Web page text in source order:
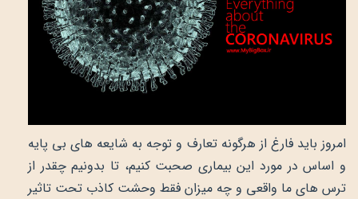
امروز باید فارغ از هرگونه تعارف و توجه به شایعه های بی پایه
و اساس در مورد این بیماری صحبت کنیم، تا بدونیم چقدر از
ترس های ما واقعی و چه میزان فقط وحشت کاذب تحت تاثیر